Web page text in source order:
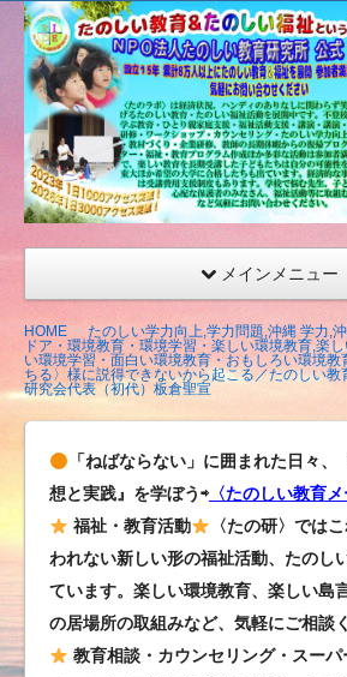
たの
しい
教育
研究
所
（沖
縄）
公式
ト
メインメニュー
HOME
たのしい学力向上,学力問題,沖縄 学力,
ドア・環境教育・環境学習・楽しい環境教育,楽
い環境学習・面白い環境教育・おもしろい環境教
ちる〉様に説得できないから起こる／たのしい
研究会代表（初代）板倉聖宣
「ねばならない」に囲まれた日々
想と実践』を学ぼう⇨ 〈たのしい教育
福祉・教育活動
〈たの研〉では
われない新しい形の福祉活動、たのし
ています。楽しい環境教育、楽しい島
の居場所の取組みなど、気軽にご相談
教育相談・カウンセリング・スー